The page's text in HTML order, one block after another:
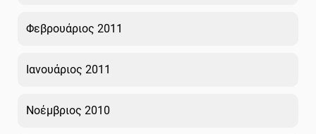
Φεβρουάριος 2011
Ιανουάριος 2011
Νοέμβριος 2010